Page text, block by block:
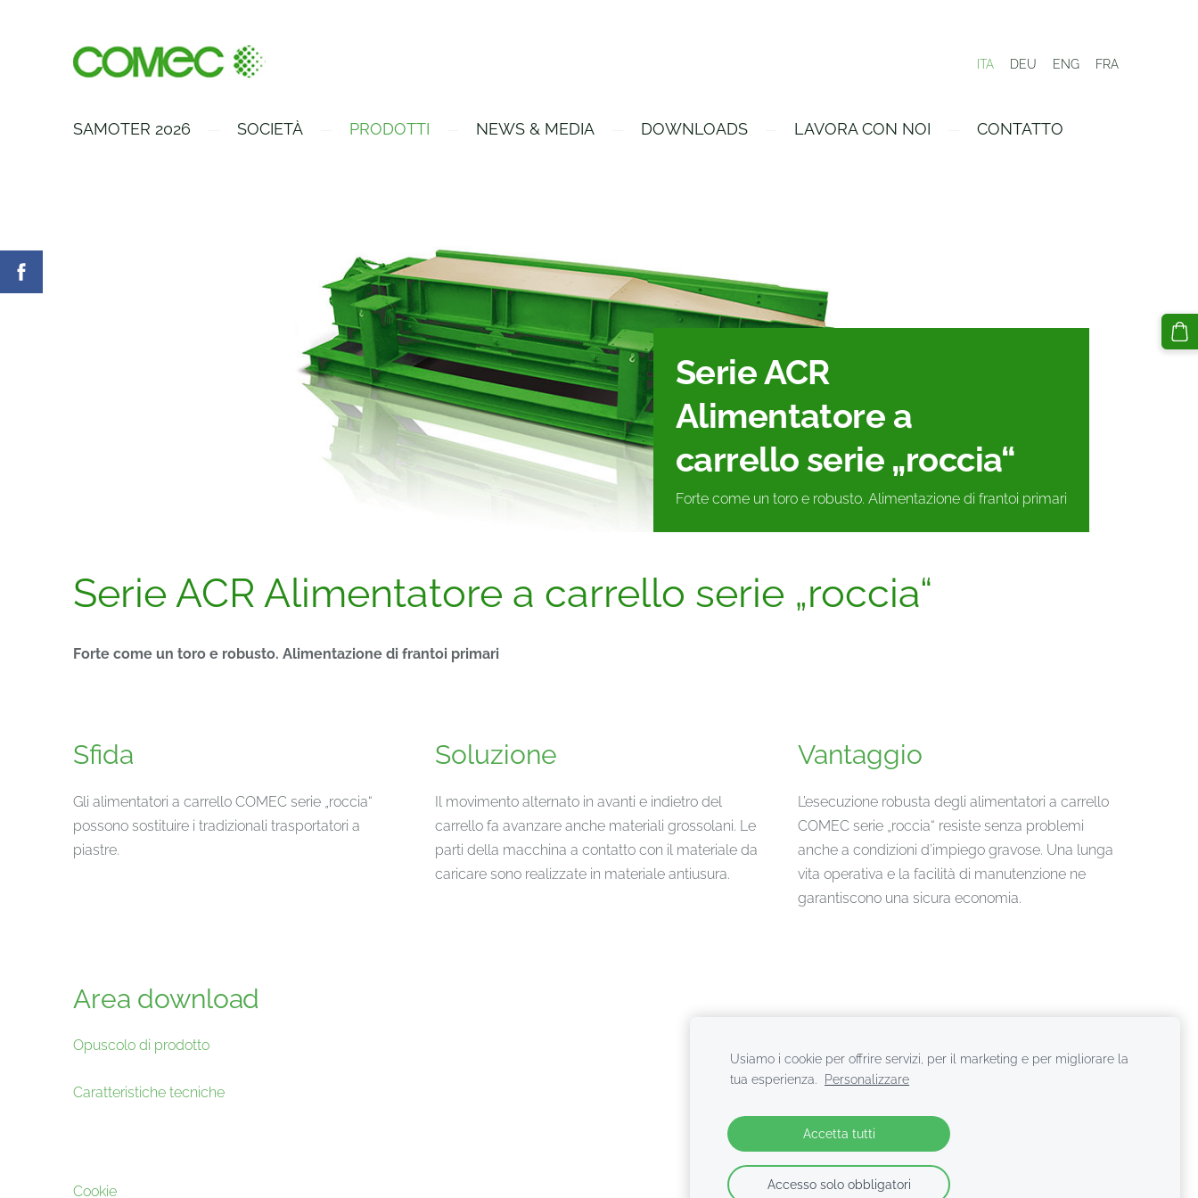
SAMOTER 2026 SOCIETÀ PRODOTTI NEWS & MEDIA DOWNLOADS LAVORA CON NOI CONTATTO
ITA DEU ENG FRA
Serie ACR
Alimentatore a
carrello serie „roccia“
Forte come un toro e robusto. Alimentazione di frantoi primari
Serie ACR Alimentatore a carrello serie „roccia“
Forte come un toro e robusto. Alimentazione di frantoi primari
Sfida
Gli alimentatori a carrello COMEC serie „roccia“
possono sostituire i tradizionali trasportatori a
piastre.
Soluzione
Il movimento alternato in avanti e indietro del
carrello fa avanzare anche materiali grossolani. Le
parti della macchina a contatto con il materiale da
caricare sono realizzate in materiale antiusura.
Vantaggio
L’esecuzione robusta degli alimentatori a carrello
COMEC serie „roccia“ resiste senza problemi
anche a condizioni d’impiego gravose. Una lunga
vita operativa e la facilità di manutenzione ne
garantiscono una sicura economia.
Area download
Opuscolo di prodotto
Caratteristiche tecniche
Cookie
Usiamo i cookie per offrire servizi, per il marketing e per migliorare la
tua esperienza.
Personalizzare
Accetta tutti
Accesso solo obbligatori